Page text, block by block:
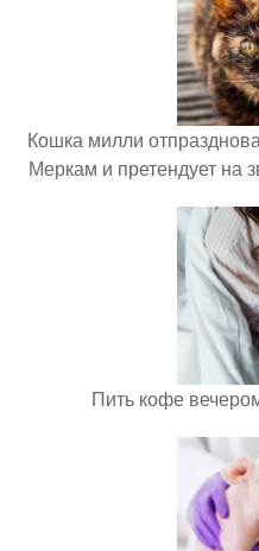
Кошка милли
Меркам и претендует на
Пить кофе